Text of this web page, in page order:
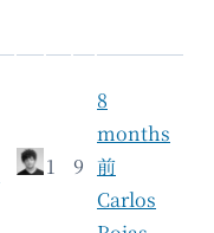
1 9
8
months
前
Carlos